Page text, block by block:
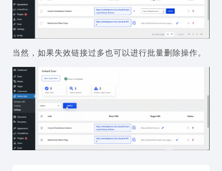
当然，如果失效链接过多也可以进行批量删除操作。